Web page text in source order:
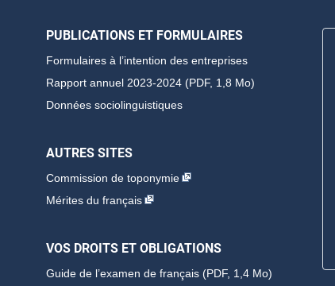
PUBLICATIONS ET FORMULAIRES
Formulaires à l’intention des entreprises
Rapport annuel 2023-2024 (PDF, 1,8 Mo)
Données sociolinguistiques
AUTRES SITES
Commission de toponymie
Mérites du français
VOS DROITS ET OBLIGATIONS
Guide de l’examen de français(PDF, 1,4 Mo)